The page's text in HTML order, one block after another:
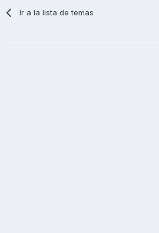
Ir a la lista de temas